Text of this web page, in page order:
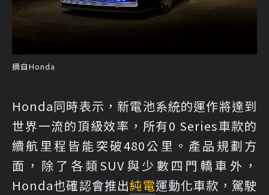
摘自Honda
Honda同時表示，新電池系統的運作將達到
世界一流的頂級效率，所有0 Series車款的
續航里程皆能突破480公里。產品規劃方
面，除了各類SUV與少數四門轎車外，
Honda也確認會推出純電運動化車款，駕駛